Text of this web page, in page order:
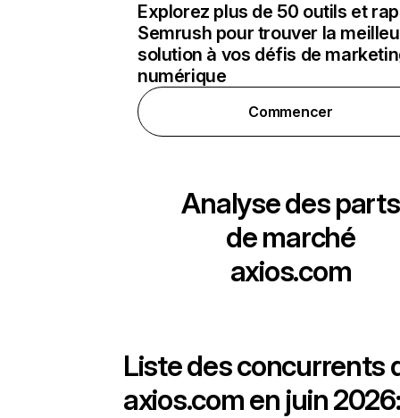
Explorez plus de 50 outils et
Semrush pour trouver la
solution à vos défis de
numérique
Commencer
Analyse des parts
de marché
axios.com
Liste des concurrents
axios.com en juin 2026: